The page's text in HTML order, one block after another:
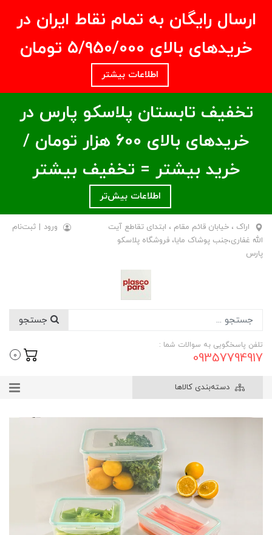
ارسال رایگان به تمام نقاط ایران در
خریدهای بالای ۵/950/000 تومان
اطلاعات بیشتر
تخفیف تابستان پلاسکو پارس در
خریدهای بالای ۶00 هزار تومان /
خرید بیشتر = تخفیف بیشتر
اطلاعات بیش‌تر
اراک ، خیابان قائم مقام ، ابتدای تقاطع آیت
الله غفاری،جنب پوشاک مایا، فروشگاه پلاسکو
پارس
ورود | ثبت‌نام
تلفن پاسخگویی به سوالات شما :
09357794917
0
دسته‌بندی کالاها